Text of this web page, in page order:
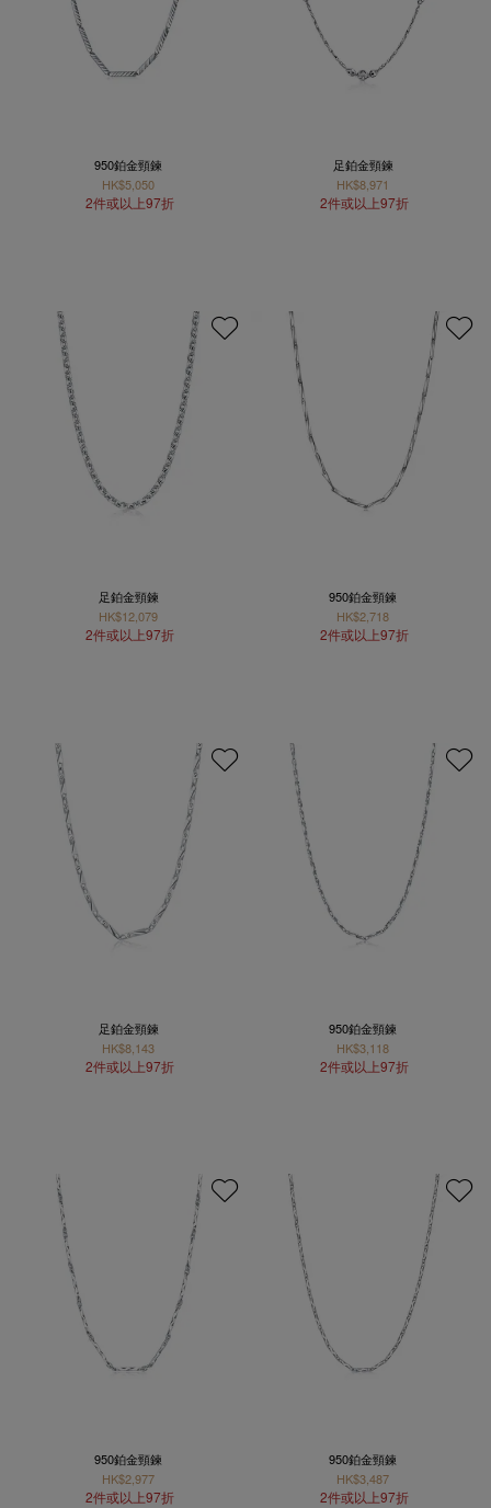
950鉑金頸鍊
HK$5,050
2件或以上97折
足鉑金頸鍊
HK$8,971
2件或以上97折
足鉑金頸鍊
HK$12,079
2件或以上97折
950鉑金頸鍊
HK$2,718
2件或以上97折
足鉑金頸鍊
HK$8,143
2件或以上97折
950鉑金頸鍊
HK$3,118
2件或以上97折
950鉑金頸鍊
HK$2,977
2件或以上97折
950鉑金頸鍊
HK$3,487
2件或以上97折